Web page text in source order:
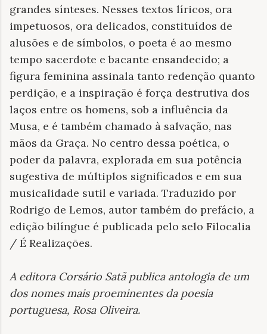
grandes sínteses. Nesses textos líricos, ora
impetuosos, ora delicados, constituídos de
alusões e de símbolos, o poeta é ao mesmo
tempo sacerdote e bacante ensandecido; a
figura feminina assinala tanto redenção quanto
perdição, e a inspiração é força destrutiva dos
laços entre os homens, sob a influência da
Musa, e é também chamado à salvação, nas
mãos da Graça. No centro dessa poética, o
poder da palavra, explorada em sua potência
sugestiva de múltiplos significados e em sua
musicalidade sutil e variada. Traduzido por
Rodrigo de Lemos, autor também do prefácio, a
edição bilíngue é publicada pelo selo Filocalia
/ É Realizações.
A editora Corsário Satã publica antologia de um
dos nomes mais proeminentes da poesia
portuguesa, Rosa Oliveira.